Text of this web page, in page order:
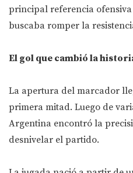
principal referencia ofensiva
buscaba romper la
El gol que cambió la
La apertura del marcador
primera mitad. Luego de
Argentina encontró la
desnivelar el partido.